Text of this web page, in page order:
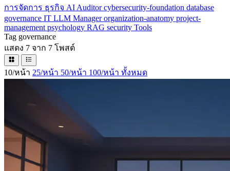
การจัดการ ธุรกิจ AI Auditorcybersecurity-foundation database
governance IT LLM Managerorganization-anatomy project-
management psychology RAG security Tools
Tag governance
แสดง 7 จาก 7 โพสต์
10/หน้า 25/หน้า 50/หน้า 100/หน้า ทั้งหมด